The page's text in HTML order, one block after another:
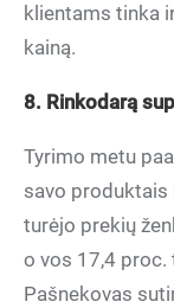
klientams tinka
kainą.
8. Rinkodarą
Tyrimo metu
savo produktais
turėjo prekių
o vos 17,4 proc.
Pašnekovas